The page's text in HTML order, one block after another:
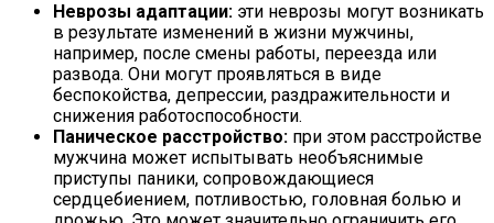
Неврозы адаптации: эти неврозы могут возникать
в результате изменений в жизни мужчины,
например, после смены работы, переезда или
развода. Они могут проявляться в виде
беспокойства, депрессии, раздражительности и
снижения работоспособности.
Паническое расстройство: при этом расстройстве
мужчина может испытывать необъяснимые
приступы паники, сопровождающиеся
сердцебиением, потливостью, головная болью и